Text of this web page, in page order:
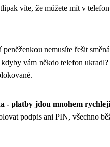
víte, že můžete mít v
nemusíte řešit
vám někdo telefon ukradl?
- platby jdou mnohem rychleji
podpis ani PIN, všechno